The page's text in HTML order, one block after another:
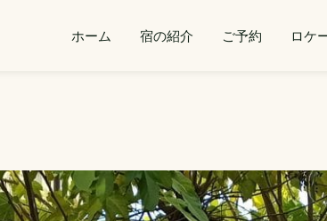
ホーム 宿の紹介 ご予約 ロケ